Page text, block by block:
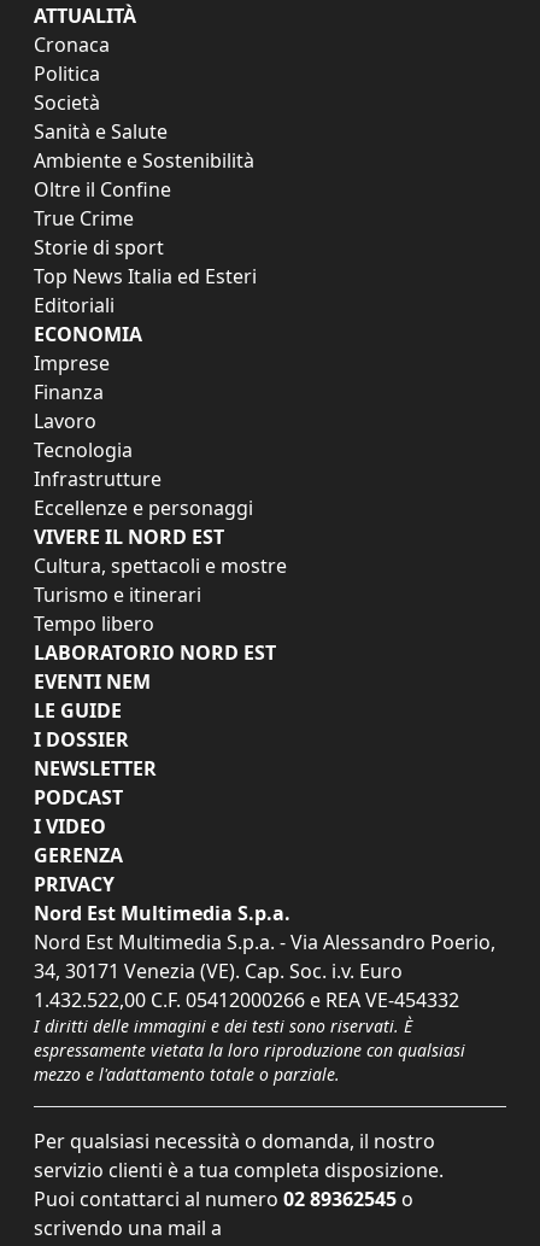
ATTUALITÀ
Cronaca
Politica
Società
Sanità e Salute
Ambiente e Sostenibilità
Oltre il Confine
True Crime
Storie di sport
Top News Italia ed Esteri
Editoriali
ECONOMIA
Imprese
Finanza
Lavoro
Tecnologia
Infrastrutture
Eccellenze e personaggi
VIVERE IL NORD EST
Cultura, spettacoli e mostre
Turismo e itinerari
Tempo libero
LABORATORIO NORD EST
EVENTI NEM
LE GUIDE
I DOSSIER
NEWSLETTER
PODCAST
I VIDEO
GERENZA
PRIVACY
Nord Est Multimedia S.p.a.
Nord Est Multimedia S.p.a. - Via Alessandro Poerio,
34, 30171 Venezia (VE). Cap. Soc. i.v. Euro
1.432.522,00 C.F. 05412000266 e REA VE-454332
I diritti delle immagini e dei testi sono riservati. È
espressamente vietata la loro riproduzione con qualsiasi
mezzo e l'adattamento totale o parziale.
Per qualsiasi necessità o domanda, il nostro
servizio clienti è a tua completa disposizione.
Puoi contattarci al numero 02 89362545 o
scrivendo una mail a